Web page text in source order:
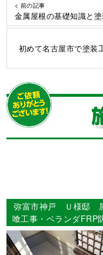
< 前の記事
金属屋根の基礎知識と
初めて名古屋市で塗
弥富市神戸 Ｕ様邸
喰工事・ベランダFRP
事